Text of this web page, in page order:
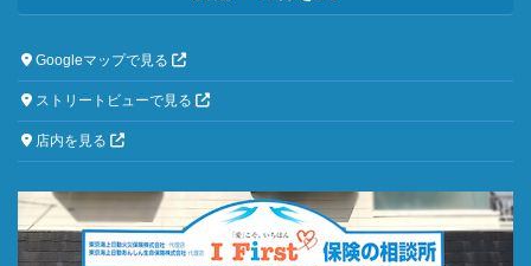
Googleマップで見る
ストリートビューで見る
店内を見る